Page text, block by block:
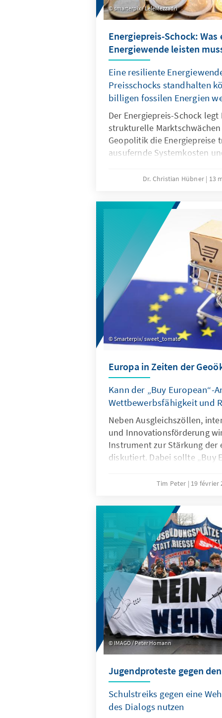
smarterpix / LeleMezzadri
Energiepreis-Schock:
Energiewende leisten
Eine resiliente
Preisschocks standhalten
billigen fossilen Energien
Der Energiepreis-Schock
strukturelle Marktschwächen
Geopolitik die Energiepreise
ausufernde Systemkosten
Energiewende wirkt dem
lässt sich unser
verhindert, dass Klimaschutz
wertvoller Wertschöpfung
Dr. Christian Hübner 13
Smarterpix/ sweet_tomato
Europa in Zeiten der
Kann der „Buy European“-
Wettbewerbsfähigkeit und
Neben Ausgleichszöllen,
und Innovationsförderung
Instrument zur Stärkung der
diskutiert. Dabei sollte „Buy
angewandt werden.
unfairem Wettbewerb und
Freihandelsagenda.
Tim Peter 19 février
IMAGO / Peter Homann
Jugendproteste gegen
Schulstreiks gegen eine
des Dialogs nutzen